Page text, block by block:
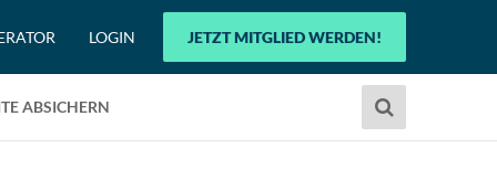
LOGIN JETZT MITGLIED WERDEN!
ABSICHERN
Verwende
die